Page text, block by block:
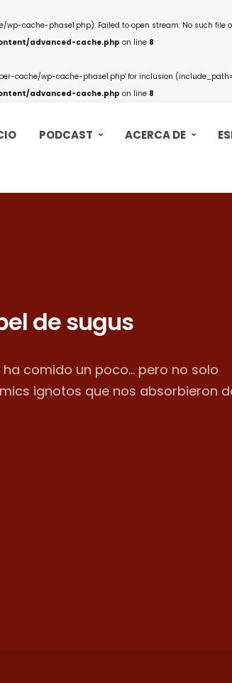
cache-phase1.php): Failed to open stream: No such file
advanced-cache.php on line 8
cache/wp-cache-phase1.php' for inclusion
advanced-cache.php on line 8
PODCAST ACERCA DE
de sugus
ha comido un poco... pero no solo
ignotos que nos absorbieron